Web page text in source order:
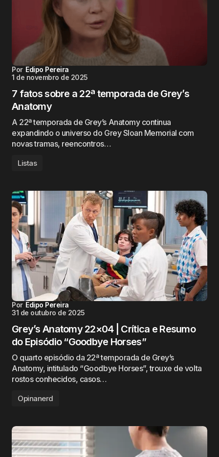
Por Edipo Pereira
1 de novembro de 2025
7 fatos sobre a 22ª temporada de Grey’s
Anatomy
A 22ª temporada de Grey’s Anatomy continua
expandindo o universo do Grey Sloan Memorial com
novas tramas, reencontros…
Listas
Por Edipo Pereira
31 de outubro de 2025
Grey’s Anatomy 22×04 | Crítica e Resumo
do Episódio “Goodbye Horses”
O quarto episódio da 22ª temporada de Grey’s
Anatomy, intitulado “Goodbye Horses”, trouxe de volta
rostos conhecidos, casos…
Opinanerd